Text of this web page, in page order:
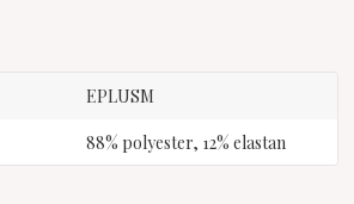
EPLUSM
88% polyester, 12% elastan